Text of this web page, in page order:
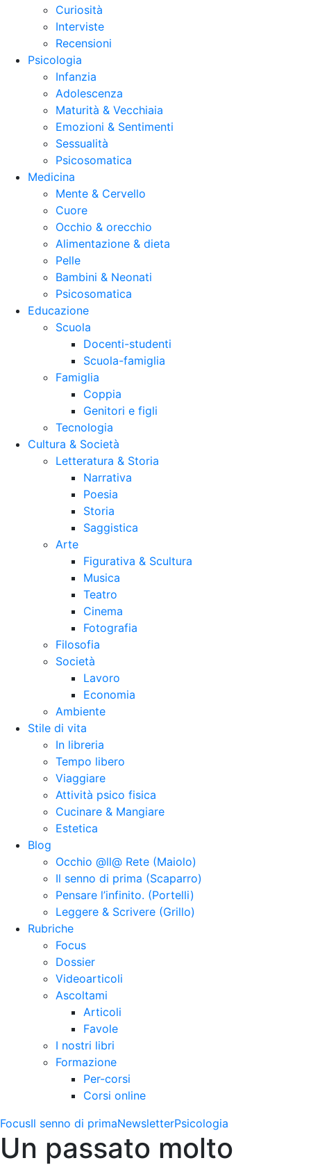
Curiosità
Interviste
Recensioni
Psicologia
Infanzia
Adolescenza
Maturità & Vecchiaia
Emozioni & Sentimenti
Sessualità
Psicosomatica
Medicina
Mente & Cervello
Cuore
Occhio & orecchio
Alimentazione & dieta
Pelle
Bambini & Neonati
Psicosomatica
Educazione
Scuola
Docenti-studenti
Scuola-famiglia
Famiglia
Coppia
Genitori e figli
Tecnologia
Cultura & Società
Letteratura & Storia
Narrativa
Poesia
Storia
Saggistica
Arte
Figurativa & Scultura
Musica
Teatro
Cinema
Fotografia
Filosofia
Società
Lavoro
Economia
Ambiente
Stile di vita
In libreria
Tempo libero
Viaggiare
Attività psico fisica
Cucinare & Mangiare
Estetica
Blog
Occhio @ll@ Rete (Maiolo)
Il senno di prima (Scaparro)
Pensare l’infinito. (Portelli)
Leggere & Scrivere (Grillo)
Rubriche
Focus
Dossier
Videoarticoli
Ascoltami
Articoli
Favole
I nostri libri
Formazione
Per-corsi
Corsi online
FocusIl senno di primaNewsletterPsicologia
Un passato molto